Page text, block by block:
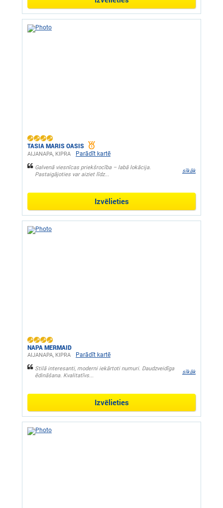
TASIA MARIS OASIS
AIJANAPA, KIPRA Parādīt kartē
Galvenā viesnīcas priekšrocība – labā lokācija.
Pastaigājoties var aiziet līdz...
sīkāk
Izvēlieties
NAPA MERMAID
AIJANAPA, KIPRA Parādīt kartē
Stilā interesanti, moderni iekārtoti numuri. Daudzveidīga
ēdināšana. Kvalitatīvs...
sīkāk
Izvēlieties